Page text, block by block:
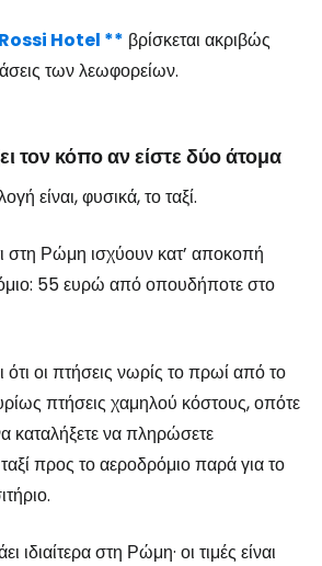
Hotel ** βρίσκεται ακριβώς
των λεωφορείων.
τον κόπο αν είστε δύο άτομα
είναι, φυσικά, το ταξί.
στη Ρώμη ισχύουν κατ’ αποκοπή
55 ευρώ από οπουδήποτε στο
ότι οι πτήσεις νωρίς το πρωί από το
πτήσεις χαμηλού κόστους, οπότε
καταλήξετε να πληρώσετε
προς το αεροδρόμιο παρά για το
ιδιαίτερα στη Ρώμη· οι τιμές είναι